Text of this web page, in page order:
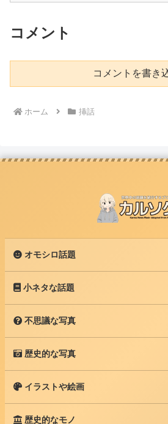
コメント
コメントを書き
ホーム 挿話
オモシロ話題
小ネタな話題
不思議な写真
歴史的な写真
イラストや絵画
歴史的なモノ